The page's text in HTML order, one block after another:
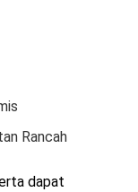
Rancah
dapat